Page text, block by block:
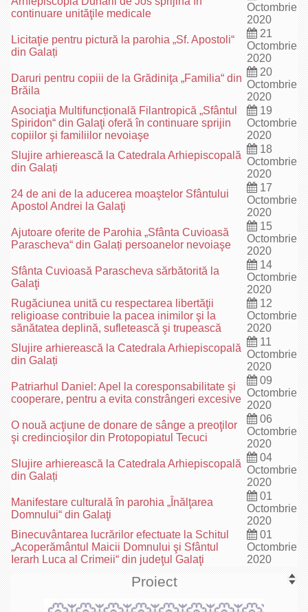
continuare unităţile medicale
Octombrie
2020
Licitaţie pentru pictură la parohia „Sf. Apostoli“
din Galați
21
Octombrie
2020
Daruri pentru copiii de la Grădiniţa „Familia“ din
Brăila
20
Octombrie
2020
Asociaţia Multifuncțională Filantropică „Sfântul
Spiridon“ din Galaţi oferă în continuare sprijin
copiilor şi familiilor nevoiaşe
19
Octombrie
2020
Slujire arhierească la Catedrala Arhiepiscopală
din Galați
18
Octombrie
2020
24 de ani de la aducerea moaştelor Sfântului
Apostol Andrei la Galaţi
17
Octombrie
2020
Ajutoare oferite de Parohia „Sfânta Cuvioasă
Parascheva“ din Galați persoanelor nevoiaşe
15
Octombrie
2020
Sfânta Cuvioasă Parascheva sărbătorită la
Galaţi
14
Octombrie
2020
Rugăciunea unită cu respectarea libertăţii
religioase contribuie la pacea inimilor şi la
sănătatea deplină, sufletească şi trupească
12
Octombrie
2020
Slujire arhierească la Catedrala Arhiepiscopală
din Galați
11
Octombrie
2020
Patriarhul Daniel: Apel la coresponsabilitate şi
cooperare, pentru a evita constrângeri excesive
09
Octombrie
2020
O nouă acţiune de donare de sânge a preoţilor
şi credincioşilor din Protopopiatul Tecuci
06
Octombrie
2020
Slujire arhierească la Catedrala Arhiepiscopală
din Galați
04
Octombrie
2020
Manifestare culturală în parohia „Înălţarea
Domnului“ din Galaţi
01
Octombrie
2020
Binecuvântarea lucrărilor efectuate la Schitul
„Acoperământul Maicii Domnului şi Sfântul
Ierarh Luca al Crimeii“ din judeţul Galaţi
01
Octombrie
2020
Proiect